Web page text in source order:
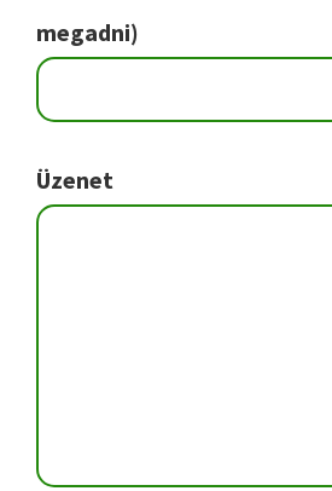
megadni)
Üzenet